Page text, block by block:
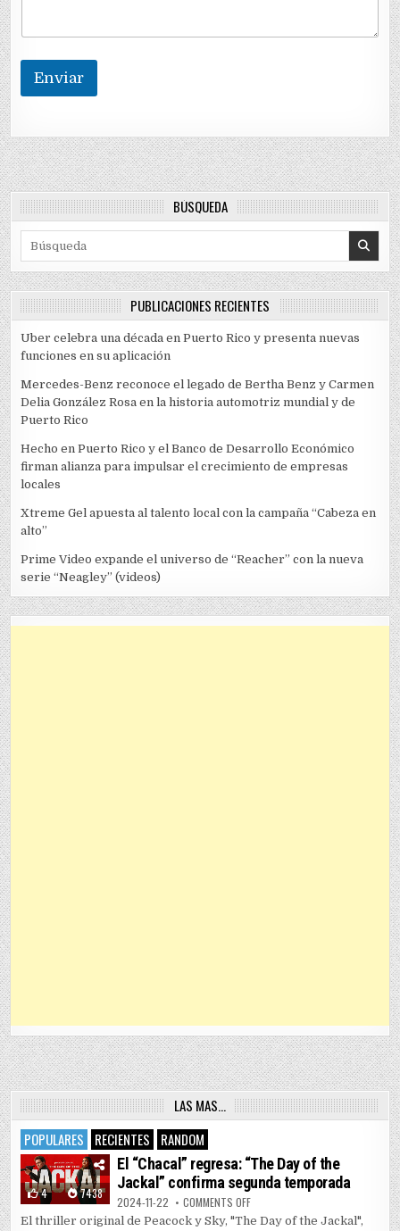
Enviar
BÚSQUEDA
Search for:
PUBLICACIONES RECIENTES
Uber celebra una década en Puerto Rico y presenta nuevas
funciones en su aplicación
Mercedes-Benz reconoce el legado de Bertha Benz y Carmen
Delia González Rosa en la historia automotriz mundial y de
Puerto Rico
Hecho en Puerto Rico y el Banco de Desarrollo Económico
firman alianza para impulsar el crecimiento de empresas
locales
Xtreme Gel apuesta al talento local con la campaña “Cabeza en
alto”
Prime Video expande el universo de “Reacher” con la nueva
serie “Neagley” (videos)
LAS MAS…
POPULARES
RECIENTES RANDOM
4 7438
El “Chacal” regresa: “The Day of the
Jackal” confirma segunda temporada
2024-11-22 COMMENTS OFFON EL “CHACAL” REGRESA: “THE
El thriller original de Peacock y Sky, "The Day of the Jackal",